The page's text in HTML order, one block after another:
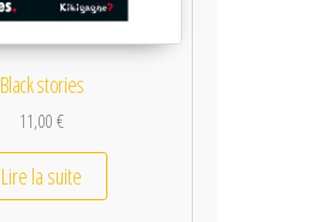
Black stories
11,00€
Lire la suite